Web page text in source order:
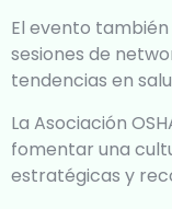
El evento
sesiones de
tendencias en
La Asociación
fomentar una
estratégicas y